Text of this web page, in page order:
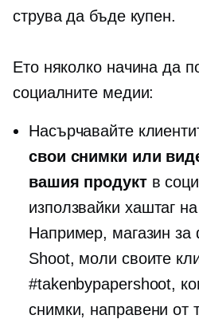
струва да бъде купен.
Ето няколко начина да
социалните медии:
Насърчавайте
свои снимки или
вашия продуктв
използвайки хаштаг
Например, магазин за
Shoot, моли своите
#takenbypapershoot,
снимки, направени от